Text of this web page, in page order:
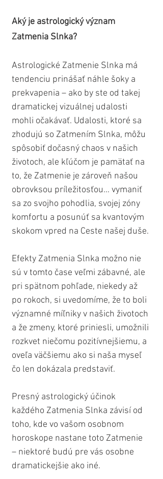
Aký je astrologický význam
Zatmenia Slnka?
Astrologické Zatmenie Slnka má
tendenciu prinášať náhle šoky a
prekvapenia – ako by ste od takej
dramatickej vizuálnej udalosti
mohli očakávať. Udalosti, ktoré sa
zhodujú so Zatmením Slnka, môžu
spôsobiť dočasný chaos v našich
životoch, ale kľúčom je pamätať na
to, že Zatmenie je zároveň našou
obrovksou príležitosťou... vymaniť
sa zo svojho pohodlia, svojej zóny
komfortu a posunúť sa kvantovým
skokom vpred na Ceste našej duše.
Efekty Zatmenia Slnka možno nie
sú v tomto čase veľmi zábavné, ale
pri spätnom pohľade, niekedy až
po rokoch, si uvedomíme, že to boli
významné míľniky v našich životoch
a že zmeny, ktoré priniesli, umožnili
rozkvet niečomu pozitívnejšiemu, a
oveľa väčšiemu ako si naša myseľ
čo len dokázala predstaviť.
Presný astrologický účinok
každého Zatmenia Slnka závisí od
toho, kde vo vašom osobnom
horoskope nastane toto Zatmenie
– niektoré budú pre vás osobne
dramatickejšie ako iné.